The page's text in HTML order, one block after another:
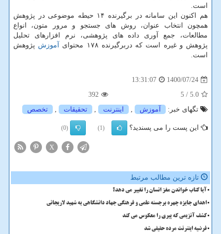
است.
هم اکنون این سامانه در برگیرنده ۱۴ حیطه موضوعی در پژوهش
همچون انتخاب عنوان، روش های جستجو و مرور متون، انواع
مطالعات، جمع آوری داده های پژوهشی، نرم افزارهای تحلیل
پژوهش و غیره است که دربرگیرنده ۱۷۸ محتوای
آموزش پژوهش
است.
1400/07/24
13:31:07
5.0
/ 5
392
تگهای خبر:
آموزش , اینترنت , تحقیقات , تخصص
این پست را می پسندید؟ (1)
(0)
X
تازه ترین مطالب مرتبط
آیا کتاب خواندن مغز انسان را تغییر می دهد؟
اهدای جایزه چهره برجسته علمی و فرهنگی جهاد دانشگاهی به شهید لاریجانی
کشف آنزیمی که پیری را معکوس می کند
فرضیه اینترنت مرده حقیقی شد